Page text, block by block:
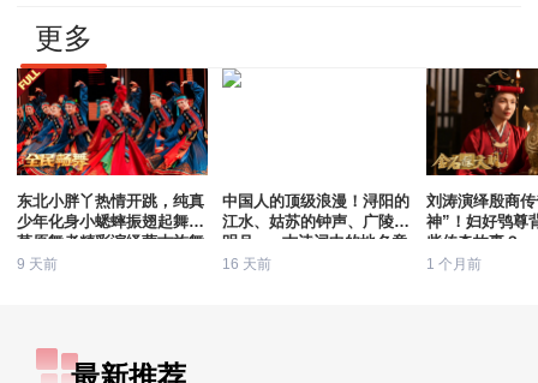
更多
东北小胖丫热情开跳，纯真
少年化身小蟋蟀振翅起舞，
草原舞者精彩演绎蒙古族舞
蹈《幸福草原》
9 天前
中国人的顶级浪漫！浔阳的
江水、姑苏的钟声、广陵的
明月......古诗词中的地名竟
会那么美
16 天前
刘涛演绎殷商
神”！妇好鸮尊
些传奇故事？
1 个月前
最新推荐